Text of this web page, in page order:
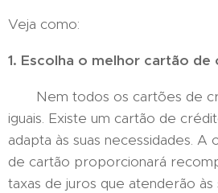
Veja como:
1. Escolha o melhor cartão de
Nem todos os cartões de
iguais. Existe um cartão de
adapta às suas necessidades.
de cartão proporcionará
taxas de juros que atenderão às